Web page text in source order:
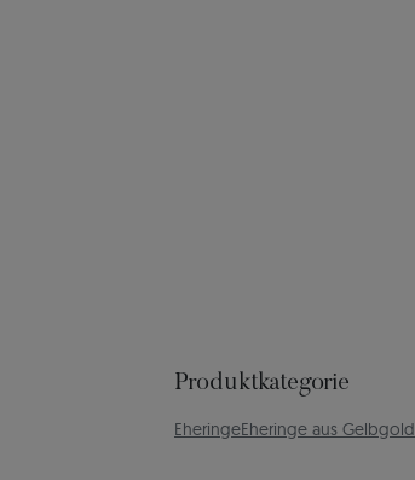
Produktkategorie
EheringeEheringe aus Gelbgold